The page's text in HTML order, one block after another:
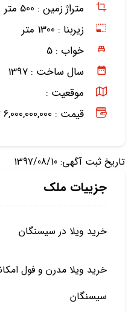
متراژ زمین : 500 متر
زیربنا : 1300 متر
خواب : 5
سال ساخت : 1397
موقعیت :
قیمت : 6,000,000,000 تومان /
تاریخ ثبت آگهی: 1397/08/10
جزییات ملک
خرید ویلا در سیسنگان
خرید ویلا مدرن و فول
سیسنگان